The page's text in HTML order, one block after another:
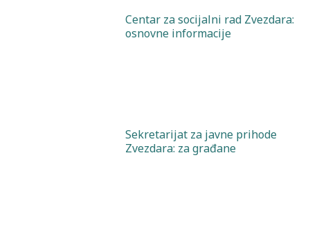
Centar za socijalni rad Zvezdara:
osnovne informacije
Sekretarijat za javne prihode
Zvezdara: za građane